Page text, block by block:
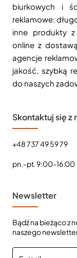
biurkowych i
reklamowe:
inne produkty z
online z
agencje
jakość, szybką
do naszych
Skontaktuj się z
+48 737 49 59 79
pn.-pt. 9:00-16:00
Newsletter
Bądź na bieżąco z
naszego
E-